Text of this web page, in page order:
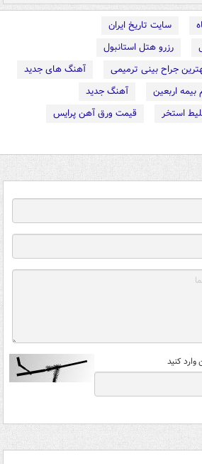
سایت تاریخ ایران
رزرو هتل استانبول
جراح بینی ترمیمی
آهنگ های جدید
بیمه اربعین
آهنگ جدید
استخر
قیمت ورق آهن پرایس
کنید